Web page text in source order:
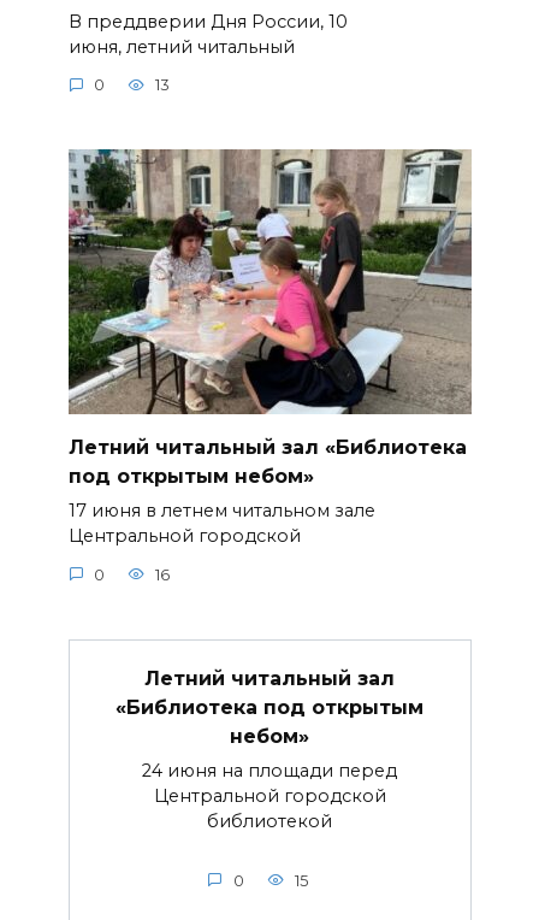
В преддверии Дня России, 10
июня, летний читальный
0 13
Летний читальный зал «Библиотека
под открытым небом»
17 июня в летнем читальном зале
Центральной городской
0 16
Летний читальный зал
«Библиотека под открытым
небом»
24 июня на площади перед
Центральной городской
библиотекой
0 15